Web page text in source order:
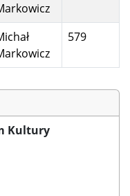
Kultury
579